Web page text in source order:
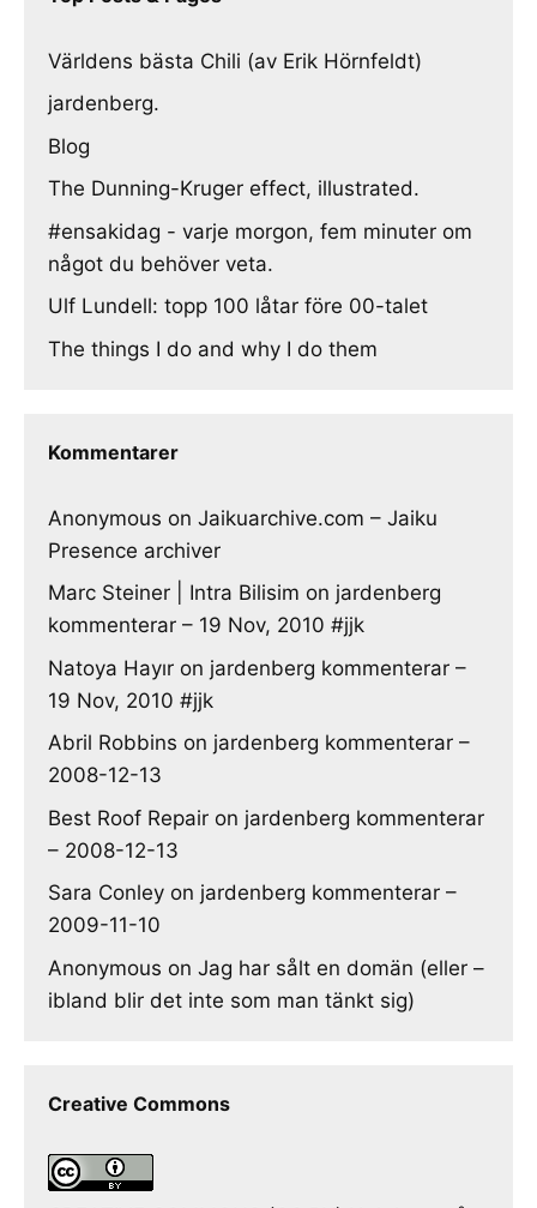
Världens bästa Chili (av Erik Hörnfeldt)
jardenberg.
Blog
The Dunning-Kruger effect, illustrated.
#ensakidag - varje morgon, fem minuter om
något du behöver veta.
Ulf Lundell: topp 100 låtar före 00-talet
The things I do and why I do them
Kommentarer
Anonymous on Jaikuarchive.com – Jaiku
Presence archiver
Marc Steiner | Intra Bilisim on jardenberg
kommenterar – 19 Nov, 2010 #jjk
Natoya Hayır on jardenberg kommenterar –
19 Nov, 2010 #jjk
Abril Robbins on jardenberg kommenterar –
2008-12-13
Best Roof Repair on jardenberg kommenterar
– 2008-12-13
Sara Conley on jardenberg kommenterar –
2009-11-10
Anonymous on Jag har sålt en domän (eller –
ibland blir det inte som man tänkt sig)
Creative Commons